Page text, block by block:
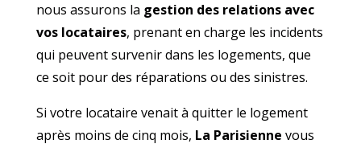
nous assurons la gestion des relations avec
vos locataires, prenant en charge les incidents
qui peuvent survenir dans les logements, que
ce soit pour des réparations ou des sinistres.
Si votre locataire venait à quitter le logement
après moins de cinq mois, La Parisienne vous